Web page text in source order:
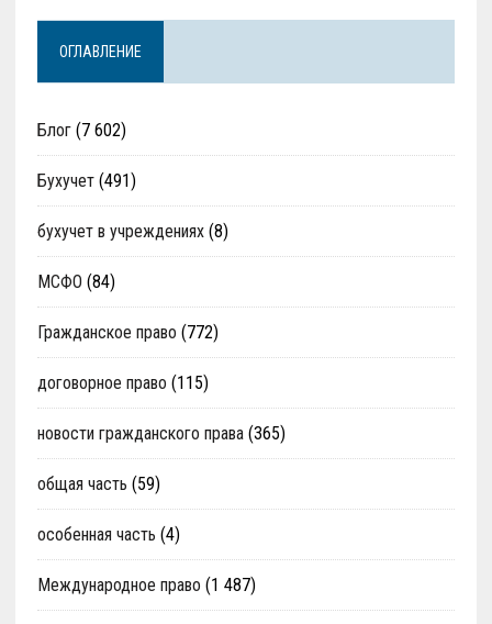
ОГЛАВЛЕНИЕ
Блог(7 602)
Бухучет(491)
бухучет в учреждениях(8)
МСФО (84)
Гражданское право (772)
договорное право (115)
новости гражданского права(365)
общая часть (59)
особенная часть (4)
Международное право (1 487)